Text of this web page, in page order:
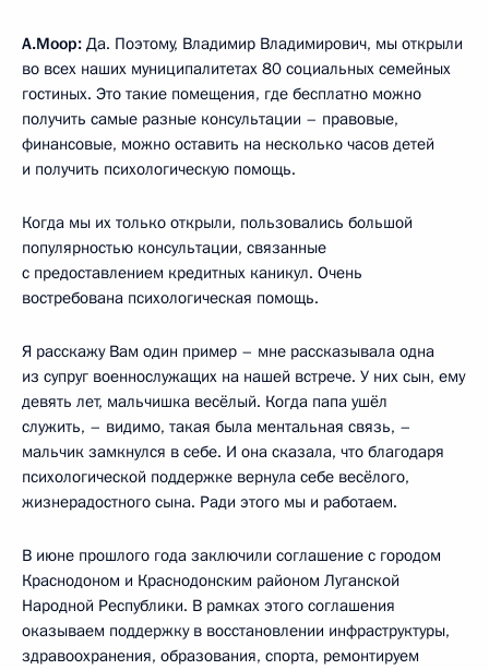
А.Моор: Да. Поэтому, Владимир Владимирович, мы открыли
во всех наших муниципалитетах 80 социальных семейных
гостиных. Это такие помещения, где бесплатно можно
получить самые разные консультации – правовые,
финансовые, можно оставить на несколько часов детей
и получить психологическую помощь.
Когда мы их только открыли, пользовались большой
популярностью консультации, связанные
с предоставлением кредитных каникул. Очень
востребована психологическая помощь.
Я расскажу Вам один пример – мне рассказывала одна
из супруг военнослужащих на нашей встрече. У них сын, ему
девять лет, мальчишка весёлый. Когда папа ушёл
служить, – видимо, такая была ментальная связь, –
мальчик замкнулся в себе. И она сказала, что благодаря
психологической поддержке вернула себе весёлого,
жизнерадостного сына. Ради этого мы и работаем.
В июне прошлого года заключили соглашение с городом
Краснодоном и Краснодонским районом Луганской
Народной Республики. В рамках этого соглашения
оказываем поддержку в восстановлении инфраструктуры,
здравоохранения, образования, спорта, ремонтируем